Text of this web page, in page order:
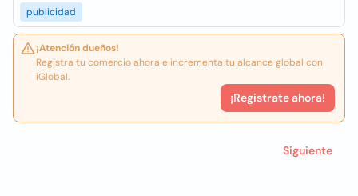
publicidad
¡Atención dueños!
Registra tu comercio ahora e incrementa tu alcance global con
iGlobal.
¡Registrate ahora!
Siguiente